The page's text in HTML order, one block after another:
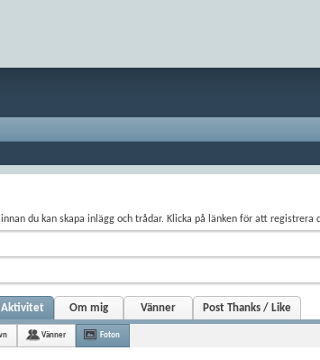
du kan skapa inlägg och trådar. Klicka på länken för att registrera
Aktivitet Om mig Vänner Post Thanks / Like
Vänner Foton